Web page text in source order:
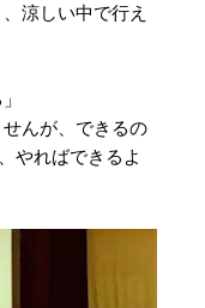
涼しい中で行え
んが、できるの
やればできるよ